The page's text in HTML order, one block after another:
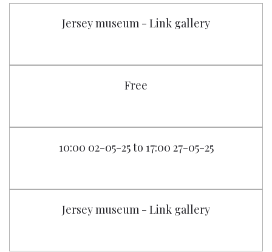
Jersey museum - Link gallery
Free
10:00 02-05-25 to 17:00 27-05-25
Jersey museum - Link gallery